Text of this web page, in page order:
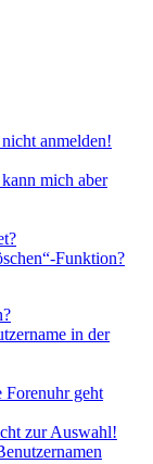
anmelden!
mich aber
Funktion?
in der
Forenuhr geht
zur Auswahl!